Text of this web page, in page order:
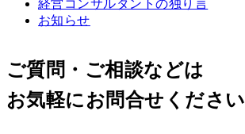
経営コンサルタントの独り言
お知らせ
ご質問・ご相談などは
お気軽にお問合せください